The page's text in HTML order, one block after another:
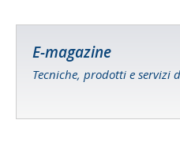
E-magazine
Tecniche, prodotti e servizi